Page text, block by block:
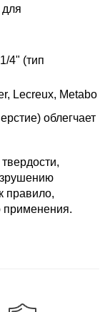
4" (тип
Lecreux, Metabo
облегчает
правило,
применения.